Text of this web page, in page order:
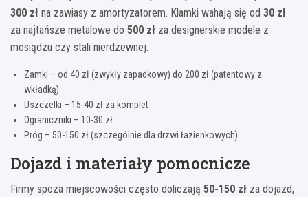
300 zł na zawiasy z amortyzatorem. Klamki wahają się od 30 zł
za najtańsze metalowe do 500 zł za designerskie modele z
mosiądzu czy stali nierdzewnej.
Zamki – od 40 zł (zwykły zapadkowy) do 200 zł (patentowy z
wkładką)
Uszczelki – 15-40 zł za komplet
Ograniczniki – 10-30 zł
Próg – 50-150 zł (szczególnie dla drzwi łazienkowych)
Dojazd i materiały pomocnicze
Firmy spoza miejscowości często doliczają 50-150 zł za dojazd,